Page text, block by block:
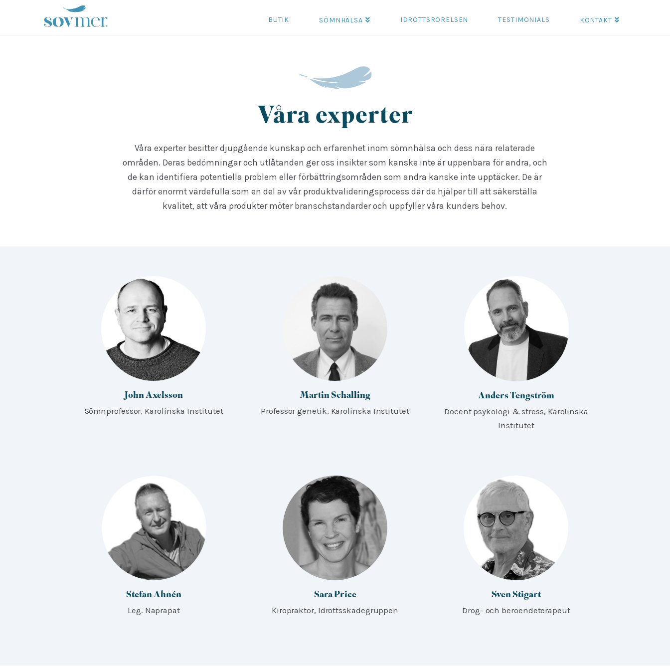
BUTIK
SÖMNHÄLSA IDROTTSRÖRELSEN TESTIMONIALS KONTAKT
Våra experter
Våra experter besitter djupgående kunskap och erfarenhet inom sömnhälsa och dess nära relaterade
områden. Deras bedömningar och utlåtanden ger oss insikter som kanske inte är uppenbara för andra, och
de kan identifiera potentiella problem eller förbättringsområden som andra kanske inte upptäcker. De är
därför enormt värdefulla som en del av vår produktvalideringsprocess där de hjälper till att säkerställa
kvalitet, att våra produkter möter branschstandarder och uppfyller våra kunders behov.
John Axelsson
Sömnprofessor, Karolinska Institutet
Martin Schalling
Professor genetik, Karolinska Institutet
Anders Tengström
Docent psykologi & stress, Karolinska
Institutet
Stefan Ahnén
Leg. Naprapat
Sara Price
Kiropraktor, Idrottsskadegruppen
Sven Stigart
Drog- och beroendeterapeut